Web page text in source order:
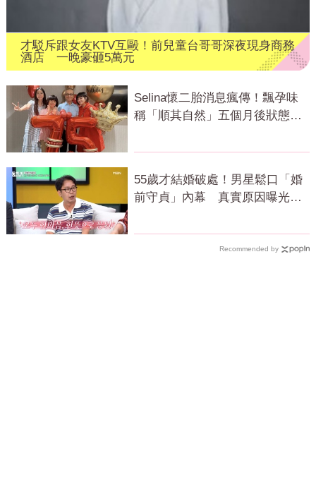
才駁斥跟女友KTV互毆！前兒童台哥哥深夜現身商務
酒店 一晚豪砸5萬元
Selina懷二胎消息瘋傳！飄孕味
稱「順其自然」五個月後狀態曝
55歲才結婚破處！男星鬆口「婚
前守貞」內幕 真實原因曝光全
Recommended by